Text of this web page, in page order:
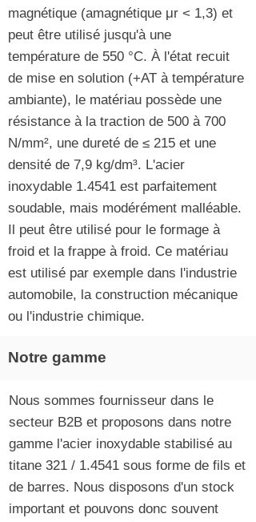
magnétique (amagnétique μr < 1,3) et
peut être utilisé jusqu'à une
température de 550 °C. À l'état recuit
de mise en solution (+AT à température
ambiante), le matériau possède une
résistance à la traction de 500 à 700
N/mm², une dureté de ≤ 215 et une
densité de 7,9 kg/dm³. L'acier
inoxydable 1.4541 est parfaitement
soudable, mais modérément malléable.
Il peut être utilisé pour le formage à
froid et la frappe à froid. Ce matériau
est utilisé par exemple dans l'industrie
automobile, la construction mécanique
ou l'industrie chimique.
Notre gamme
Nous sommes fournisseur dans le
secteur B2B et proposons dans notre
gamme l'acier inoxydable stabilisé au
titane 321 / 1.4541 sous forme de fils et
de barres. Nous disposons d'un stock
important et pouvons donc souvent